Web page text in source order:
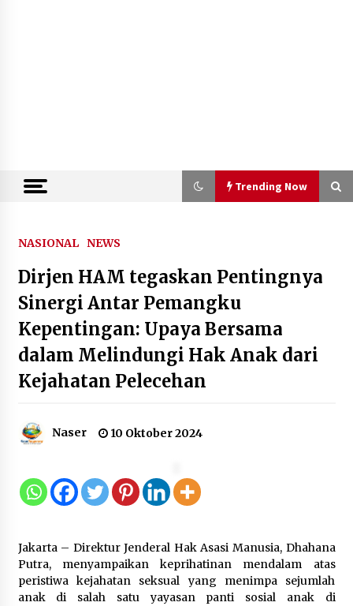
Trending Now
Semarak HUT ke-81 RI, Lapas
Perempuan Tangerang Ikuti Donor
Darah dan Fun Walk Kementerian
Imigrasi dan Pemasyarakatan
9 Agustus 2026
Inovasi Perahu Layar Percepat
bagi Pelaku Usaha di Maluku Utara
Wagub Malut Apresiasi
Gratis, Kakanwil: Pencatatan Hak
Cipta Musik Kini Rp0
9 Agustus 2026
NASIONAL NEWS
Dirjen HAM tegaskan Pentingnya
Sinergi Antar Pemangku
Kepentingan: Upaya Bersama
dalam Melindungi Hak Anak dari
Kejahatan Pelecehan
Naser 10 Oktober 2024
Jakarta – Direktur Jenderal Hak Asasi Manusia, Dhahana
Putra, menyampaikan keprihatinan mendalam atas
peristiwa kejahatan seksual yang menimpa sejumlah
anak di salah satu yayasan panti sosial anak di